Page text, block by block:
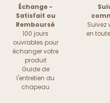
Échange -
Satisfait ou
Remboursé
100 jours
ouvrables pour
échanger votre
produit
Guide de
l'entretien du
chapeau
Suivez
en